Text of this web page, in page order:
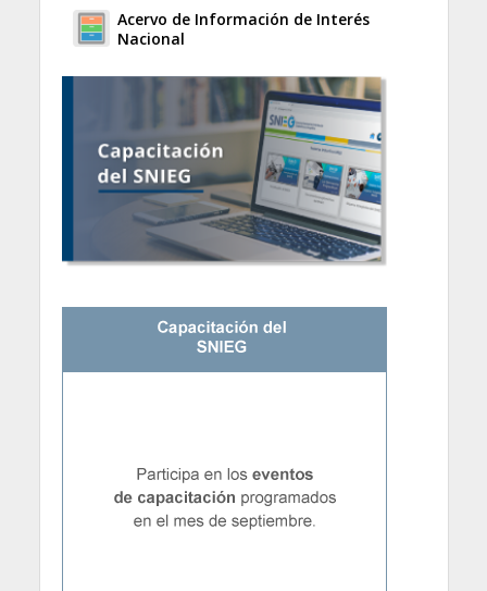
Acervo de Información de Interés
Nacional